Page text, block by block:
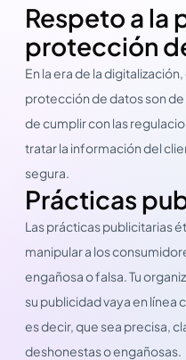
Respeto a la
protección
En la era de la
protección de datos son
de cumplir con las
tratar la información del
segura.
Prácticas
Las prácticas publicitarias
manipular a los
engañosa o falsa. Tu
su publicidad vaya en línea
es decir, que sea precisa,
deshonestas o engañosas.